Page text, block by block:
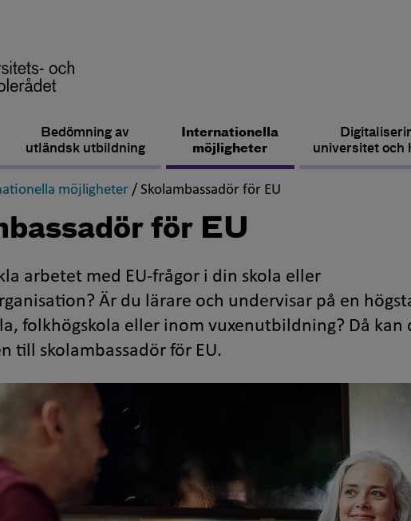
Bedömning av
utländsk utbildning
Internationella
möjligheter
universitet och
möjligheter ,
/ Skolambassadör för EU
för EU
arbetet med EU-frågor i din skola eller
Är du lärare och undervisar på en
folkhögskola eller inom vuxenutbildning? Då kan
till skolambassadör för EU.